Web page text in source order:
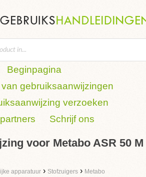
Beginpagina
gebruiksaanwijzingen
verzoeken
Schrijf ons
voor Metabo ASR 50 M
apparatuur › Stofzuigers › Metabo